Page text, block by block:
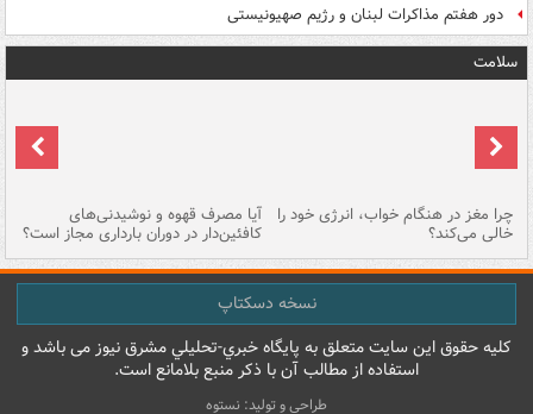
دور هفتم مذاکرات لبنان و رژیم صهیونیستی
سلامت
چرا مغز در هنگام خواب، انرژی خود را
خالی می‌کند؟
آیا مصرف قهوه و نوشیدنی‌های
کافئین‌دار در دوران بارداری مجاز است؟
نسخه دسکتاپ
کليه حقوق اين سايت متعلق به پایگاه خبري-تحليلي مشرق نيوز می باشد و
استفاده از مطالب آن با ذکر منبع بلامانع است.
طراحی و تولید: نستوه